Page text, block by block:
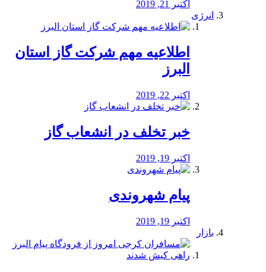
اکتبر 21, 2019
انرژی
️اطلاعیه مهم شرکت گاز استان
البرز
اکتبر 22, 2019
خبر تخلف در انشعاب گاز
اکتبر 19, 2019
پیام شهروندی
اکتبر 19, 2019
بازار